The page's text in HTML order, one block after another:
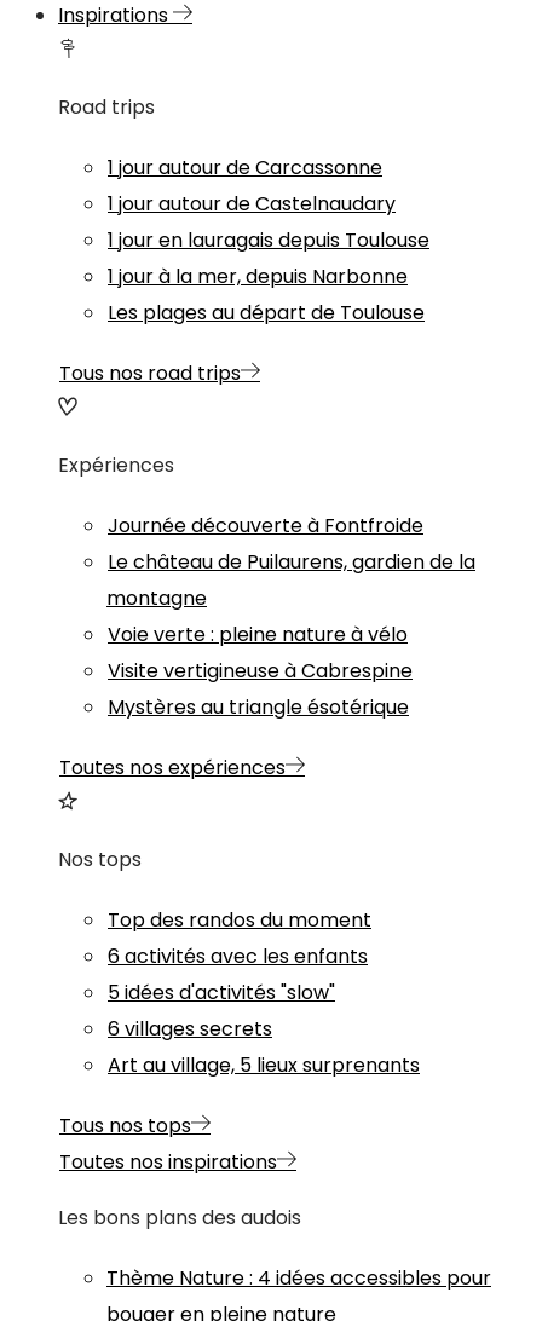
Inspirations
Road trips
1 jour autour de Carcassonne
1 jour autour de Castelnaudary
1 jour en lauragais depuis Toulouse
1 jour à la mer, depuis Narbonne
Les plages au départ de Toulouse
Tous nos road trips
Expériences
Journée découverte à Fontfroide
Le château de Puilaurens, gardien de la
montagne
Voie verte : pleine nature à vélo
Visite vertigineuse à Cabrespine
Mystères au triangle ésotérique
Toutes nos expériences
Nos tops
Top des randos du moment
6 activités avec les enfants
5 idées d'activités "slow"
6 villages secrets
Art au village, 5 lieux surprenants
Tous nos tops
Toutes nos inspirations
Les bons plans des audois
Thème Nature: 4 idées accessibles pour
bouger en pleine nature